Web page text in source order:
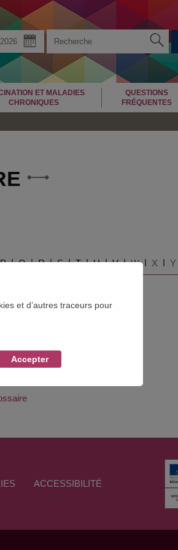
ET MALADIES
CHRONIQUES
QUESTIONS
FRÉQUENTES
P Q R S T U V W X Y
ACCESSIBILITÉ
et d’autres traceurs pour
Accepter